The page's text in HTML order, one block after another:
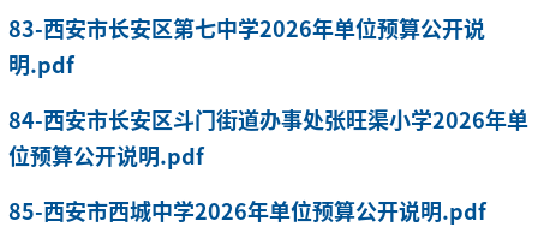
83-西安市长安区第七中学2026年单位预算公开说
明.pdf
84-西安市长安区斗门街道办事处张旺渠小学2026年单
位预算公开说明.pdf
85-西安市西城中学2026年单位预算公开说明.pdf